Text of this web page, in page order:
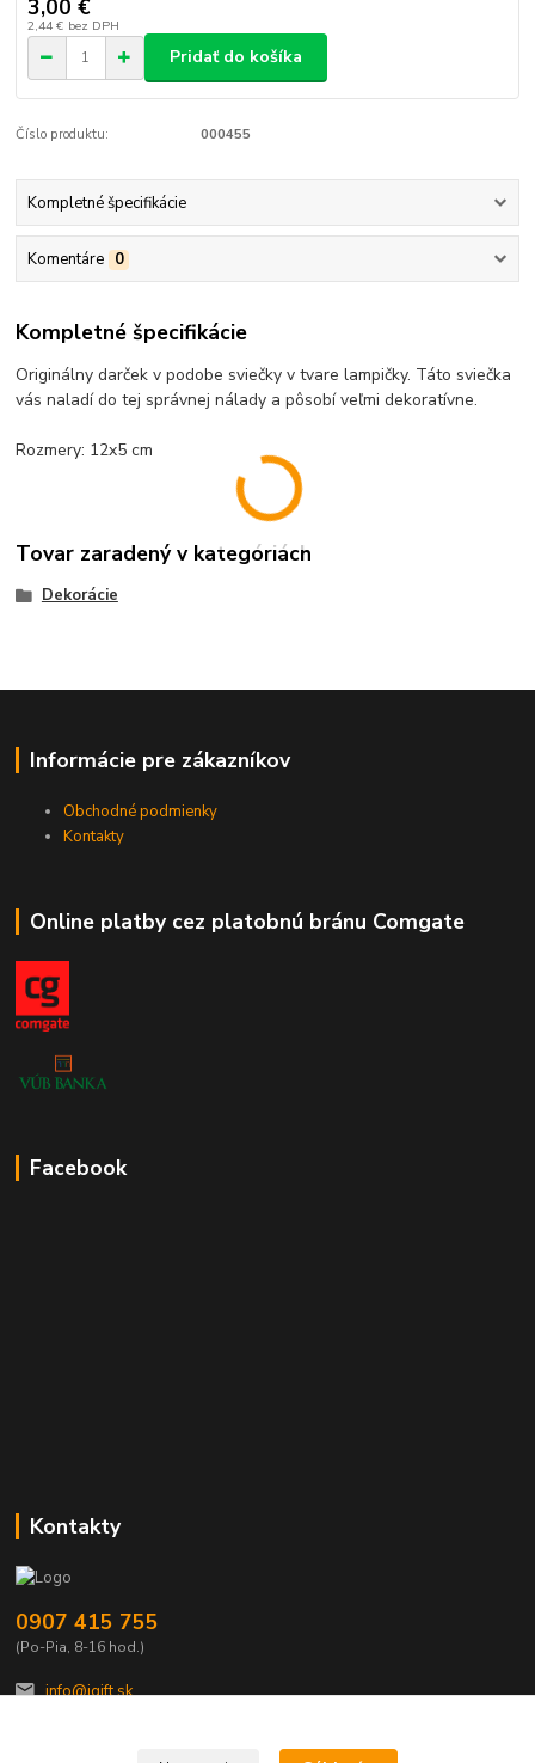
3,00 €
2,44 € bez DPH
Pridať do košíka
Číslo produktu: 000455
Kompletné špecifikácie
Komentáre 0
Kompletné špecifikácie
Originálny darček v podobe sviečky v tvare lampičky. Táto sviečka
vás naladí do tej správnej nálady a pôsobí veľmi dekoratívne.
Rozmery: 12x5 cm
Tovar zaradený v kategóriách
Dekorácie
Informácie pre zákazníkov
Obchodné podmienky
Kontakty
Online platby cez platobnú bránu Comgate
Facebook
Kontakty
0907 415 755
(Po-Pia, 8-16 hod.)
info@igift.sk